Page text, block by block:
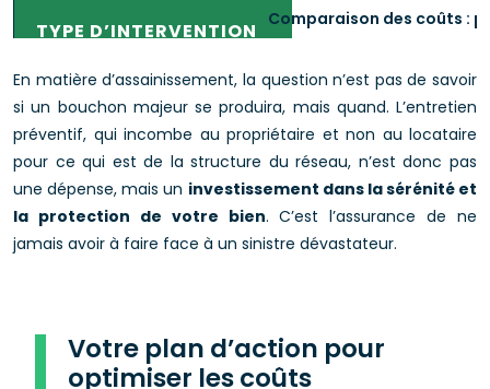
Comparaison des coûts :
En matière d’assainissement, la question n’est pas de savoir
si un bouchon majeur se produira, mais quand. L’entretien
préventif, qui incombe au propriétaire et non au locataire
pour ce qui est de la structure du réseau, n’est donc pas
une dépense, mais un investissement dans la sérénité et
la protection de votre bien. C’est l’assurance de ne
jamais avoir à faire face à un sinistre dévastateur.
Votre plan d’action pour
optimiser les coûts